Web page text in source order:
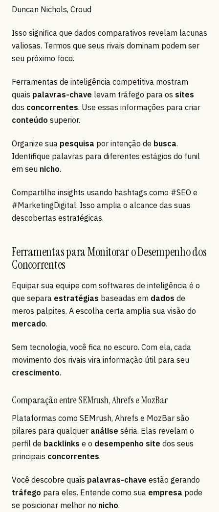
Duncan Nichols, Croud
Isso significa que dados comparativos revelam lacunas
valiosas. Termos que seus rivais dominam podem ser
seu próximo foco.
Ferramentas de inteligência competitiva mostram
quais palavras-chave levam tráfego para os sites
dos concorrentes. Use essas informações para criar
conteúdo superior.
Organize sua pesquisa por intenção de busca.
Identifique palavras para diferentes estágios do funil
em seu nicho.
Compartilhe insights usando hashtags como #SEO e
#MarketingDigital. Isso amplia o alcance das suas
descobertas estratégicas.
Ferramentas para Monitorar o Desempenho dos
Concorrentes
Equipar sua equipe com softwares de inteligência é o
que separa estratégias baseadas em dados de
meros palpites. A escolha certa amplia sua visão do
mercado.
Sem tecnologia, você fica no escuro. Com ela, cada
movimento dos rivais vira informação útil para seu
crescimento.
Comparação entre SEMrush, Ahrefs e MozBar
Plataformas como SEMrush, Ahrefs e MozBar são
pilares para qualquer análise séria. Elas revelam o
perfil de backlinks e o desempenho site dos seus
principais concorrentes.
Você descobre quais palavras-chave estão gerando
tráfego para eles. Entende como sua empresa pode
se posicionar melhor no nicho.